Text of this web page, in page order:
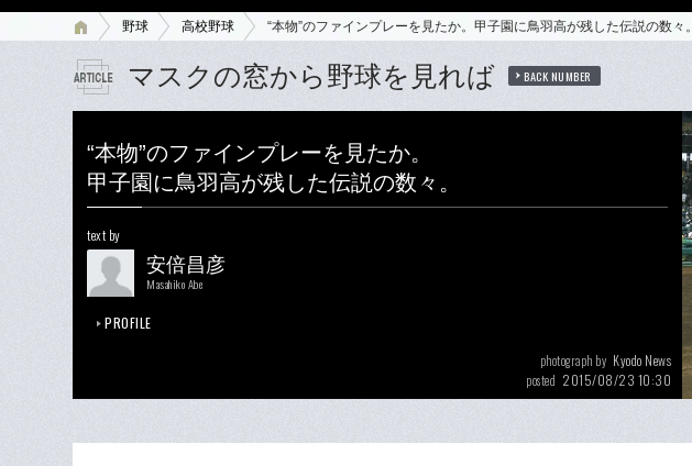
野球 高校野球 “本物”のファインプレーを見たか。甲子園に鳥羽高が残した伝説の数々。
マスクの窓から野球を見れば BACK NUMBER
“本物”のファインプレーを見たか。
甲子園に鳥羽高が残した伝説の数々。
text by
安倍昌彦
Masahiko Abe
PROFILE
photograph by Kyodo News
posted 2015/08/23 10:30